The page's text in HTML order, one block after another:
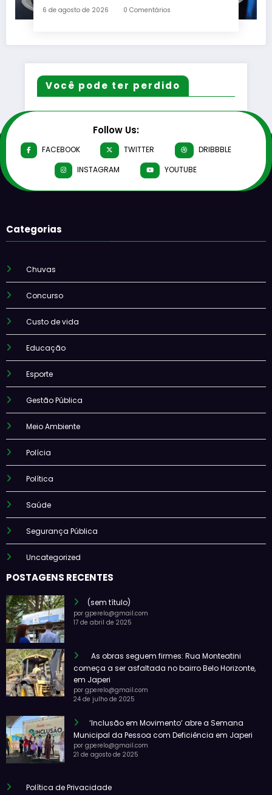
6 de agosto de 2026 0 Comentários
Você pode ter perdido
Follow Us:
FACEBOOK TWITTER
DRIBBBLE
INSTAGRAM
YOUTUBE
Categorias
Chuvas
Concurso
Custo de vida
Educação
Esporte
Gestão Pública
Meio Ambiente
Polícia
Política
Saúde
Segurança Pública
Uncategorized
POSTAGENS RECENTES
(sem título)
por gperelo@gmail.com
17 de abril de 2025
As obras seguem firmes: Rua Monteatini
começa a ser asfaltada no bairro Belo Horizonte,
em Japeri
por gperelo@gmail.com
24 de julho de 2025
‘Inclusão em Movimento’ abre a Semana
Municipal da Pessoa com Deficiência em Japeri
por gperelo@gmail.com
21 de agosto de 2025
Política de Privacidade